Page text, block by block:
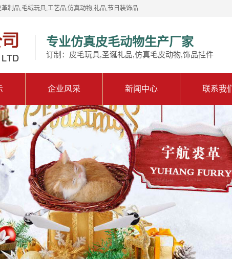
制品,毛绒玩具,工艺品,仿真动物,礼品,节日装饰品
专业仿真皮毛动物生产厂家
订制：皮毛玩具,圣诞礼品,仿真毛皮动物,饰品挂件
企业风采 新闻中心 联系我们